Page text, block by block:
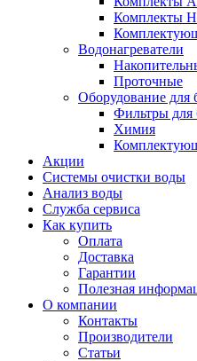
Комплекты
Водонагреватели
Проточные
Оборудование для
Фильтры для
Химия
Акции
Системы очистки воды
Анализ воды
Служба сервиса
Как купить
Оплата
Доставка
Гарантии
Полезная
О компании
Контакты
Производители
Статьи